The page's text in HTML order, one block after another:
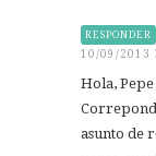
RESPONDER
10/09/2013
Hola,
asunto de